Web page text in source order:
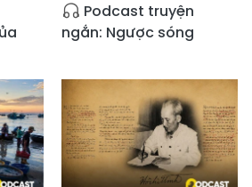
Podcast truyện
ngắn: Ngược sóng